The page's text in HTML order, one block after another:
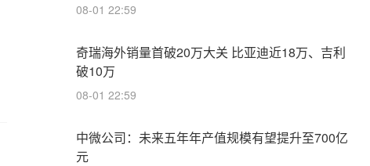
08-01 22:59
奇瑞海外销量首破20万大关 比亚迪近18万、吉利
破10万
08-01 22:59
中微公司：未来五年年产值规模有望提升至700亿
元